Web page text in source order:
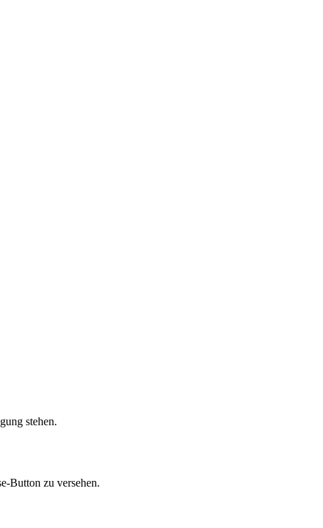
stehen.
Button zu versehen.